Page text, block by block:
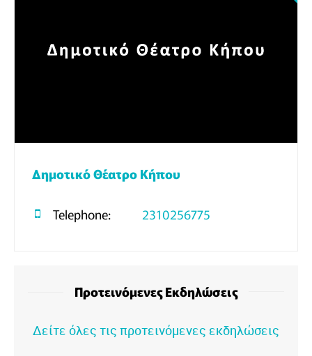
Δημοτικό Θέατρο Κήπου
Telephone: 2310256775
Προτεινόμενες Εκδηλώσεις
Δείτε όλες τις προτεινόμενες εκδηλώσεις